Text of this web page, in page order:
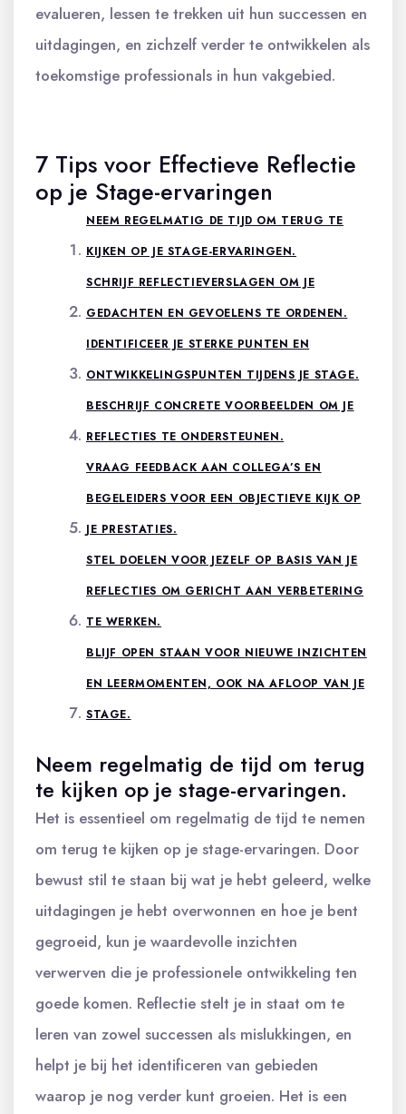
evalueren, lessen te trekken uit hun successen en
uitdagingen, en zichzelf verder te ontwikkelen als
toekomstige professionals in hun vakgebied.
7 Tips voor Effectieve Reflectie
op je Stage-ervaringen
NEEM REGELMATIG DE TIJD OM TERUG TE
KIJKEN OP JE STAGE-ERVARINGEN.
SCHRIJF REFLECTIEVERSLAGEN OM JE
GEDACHTEN EN GEVOELENS TE ORDENEN.
IDENTIFICEER JE STERKE PUNTEN EN
ONTWIKKELINGSPUNTEN TIJDENS JE STAGE.
BESCHRIJF CONCRETE VOORBEELDEN OM JE
REFLECTIES TE ONDERSTEUNEN.
VRAAG FEEDBACK AAN COLLEGA’S EN
BEGELEIDERS VOOR EEN OBJECTIEVE KIJK OP
JE PRESTATIES.
STEL DOELEN VOOR JEZELF OP BASIS VAN JE
REFLECTIES OM GERICHT AAN VERBETERING
TE WERKEN.
BLIJF OPEN STAAN VOOR NIEUWE INZICHTEN
EN LEERMOMENTEN, OOK NA AFLOOP VAN JE
STAGE.
Neem regelmatig de tijd om terug
te kijken op je stage-ervaringen.
Het is essentieel om regelmatig de tijd te nemen
om terug te kijken op je stage-ervaringen. Door
bewust stil te staan bij wat je hebt geleerd, welke
uitdagingen je hebt overwonnen en hoe je bent
gegroeid, kun je waardevolle inzichten
verwerven die je professionele ontwikkeling ten
goede komen. Reflectie stelt je in staat om te
leren van zowel successen als mislukkingen, en
helpt je bij het identificeren van gebieden
waarop je nog verder kunt groeien. Het is een